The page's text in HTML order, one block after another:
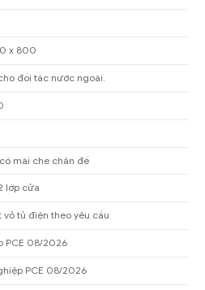
x 800
đối tác nước ngoài.
mái che chân đế
lớp cửa
vỏ tủ điện theo yêu cầu
PCE 08/2026
PCE 08/2026